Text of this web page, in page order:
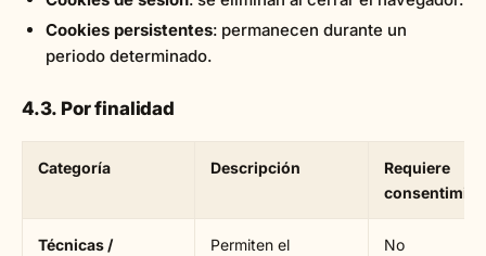
Cookies persistentes: permanecen durante un
periodo determinado.
4.3. Por finalidad
Categoría Descripción
Requiere
Técnicas / Permiten el No